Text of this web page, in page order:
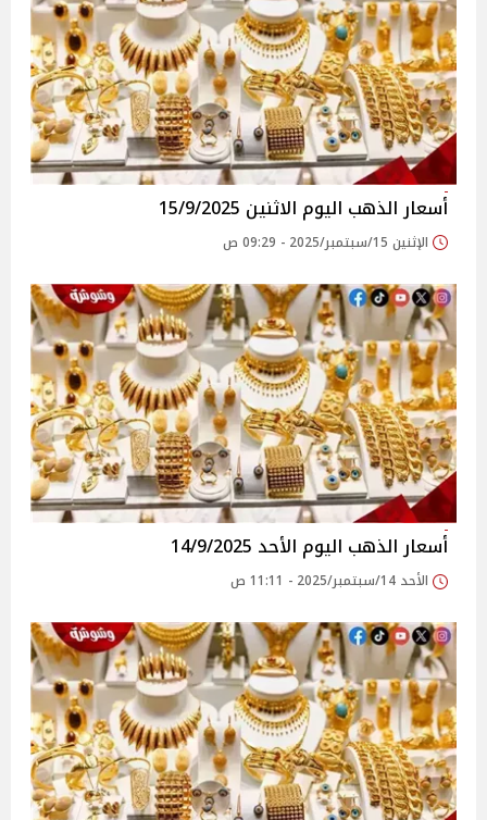
أسعار الذهب اليوم الاثنين 15/9/2025
الإثنين 15/سبتمبر/2025 - 09:29 ص
أسعار الذهب اليوم الأحد 14/9/2025
الأحد 14/سبتمبر/2025 - 11:11 ص